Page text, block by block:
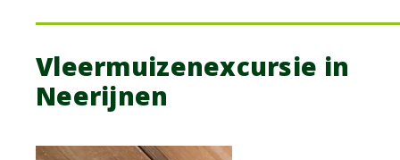
Vleermuizenexcursie in
Neerijnen